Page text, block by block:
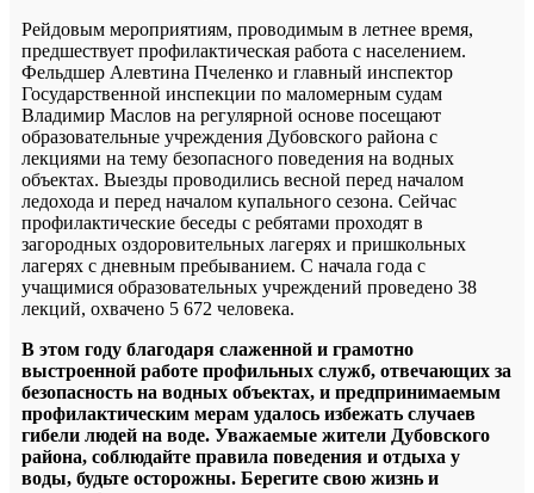
Рейдовым мероприятиям, проводимым в летнее время,
предшествует профилактическая работа с населением.
Фельдшер Алевтина Пчеленко и главный инспектор
Государственной инспекции по маломерным судам
Владимир Маслов на регулярной основе посещают
образовательные учреждения Дубовского района с
лекциями на тему безопасного поведения на водных
объектах. Выезды проводились весной перед началом
ледохода и перед началом купального сезона. Сейчас
профилактические беседы с ребятами проходят в
загородных оздоровительных лагерях и пришкольных
лагерях с дневным пребыванием. С начала года с
учащимися образовательных учреждений проведено 38
лекций, охвачено 5 672 человека.
В этом году благодаря слаженной и грамотно
выстроенной работе профильных служб, отвечающих за
безопасность на водных объектах, и предпринимаемым
профилактическим мерам удалось избежать случаев
гибели людей на воде. Уважаемые жители Дубовского
района, соблюдайте правила поведения и отдыха у
воды, будьте осторожны. Берегите свою жизнь и